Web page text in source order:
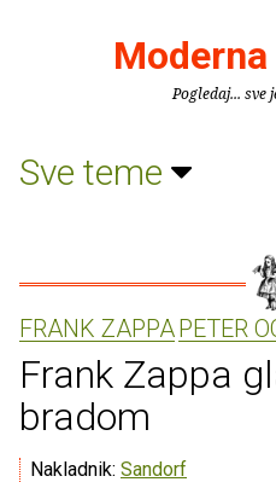
Pogledaj... sve
Sve teme
FRANK ZAPPAPETER
Frank Zappa
bradom
Nakladnik: Sandorf